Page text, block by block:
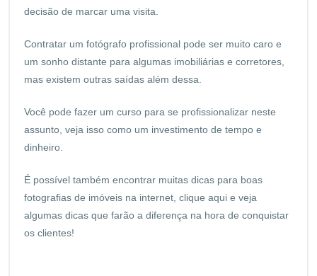
decisão de marcar uma visita.
Contratar um fotógrafo profissional pode ser muito caro e
um sonho distante para algumas imobiliárias e corretores,
mas existem outras saídas além dessa.
Você pode fazer um curso para se profissionalizar neste
assunto, veja isso como um investimento de tempo e
dinheiro.
É possível também encontrar muitas dicas para boas
fotografias de imóveis na internet, clique aqui e veja
algumas dicas que farão a diferença na hora de conquistar
os clientes!